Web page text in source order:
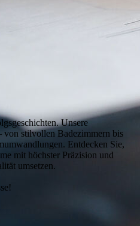
Unsere
von stilvollen Badezimmern bis
Entdecken Sie,
mit höchster Präzision und
umsetzen.